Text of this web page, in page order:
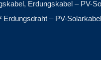
Erdungskabel – PV-
– PV-